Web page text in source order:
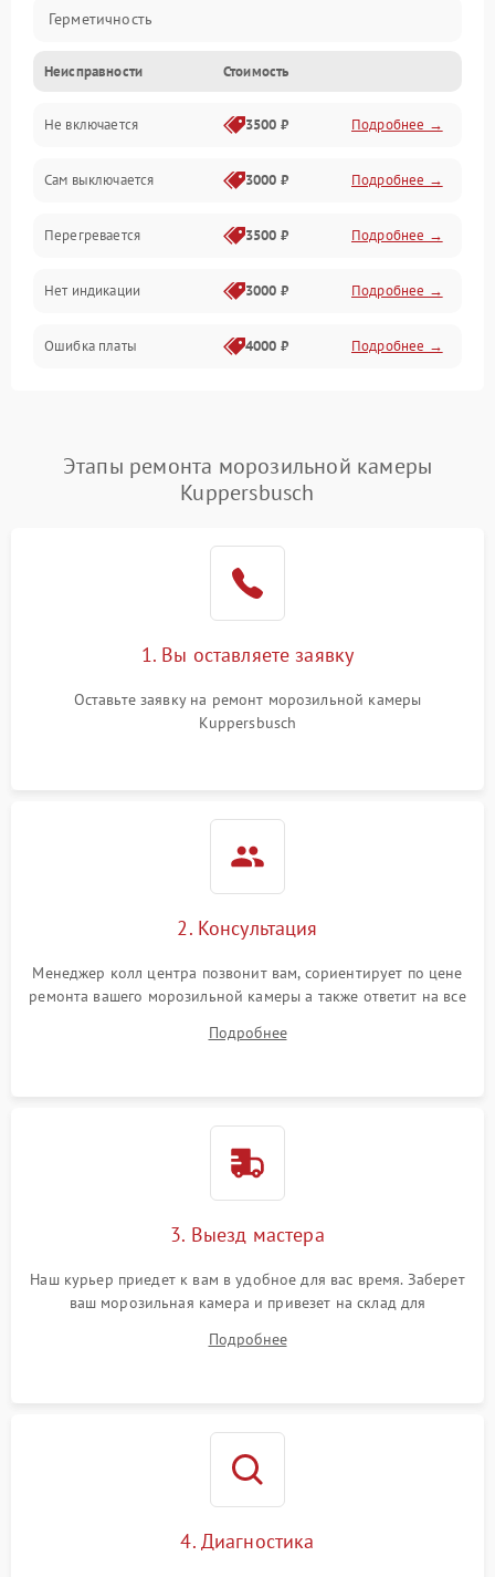
Герметичность
Механика
Неисправности Стоимость
Не включается 3500 ₽ Подробнее →
Сам выключается 3000 ₽ Подробнее →
Перегревается 3500 ₽ Подробнее →
Нет индикации 3000 ₽ Подробнее →
Ошибка платы 4000 ₽ Подробнее →
Этапы ремонта морозильной камеры
Kuppersbusch
1. Вы оставляете заявку
Оставьте заявку на ремонт морозильной камеры
Kuppersbusch
2. Консультация
Менеджер колл центра позвонит вам, сориентирует по цене
ремонта вашего морозильной камеры а также ответит на все
Подробнее
3. Выезд мастера
Наш курьер приедет к вам в удобное для вас время. Заберет
ваш морозильная камера и привезет на склад для
Подробнее
4. Диагностика